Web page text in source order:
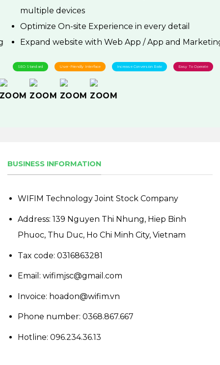
multiple devices
Optimize On-site Experience in every detail
Expand website with Web App / App and Marketing
SEO Standard User-Friendly Interface Increase Conversion Rate Easy To Operate
BUSINESS INFORMATION
WIFIM Technology Joint Stock Company
Address: 139 Nguyen Thi Nhung, Hiep Binh
Phuoc, Thu Duc, Ho Chi Minh City, Vietnam
Tax code: 0316863281
Email: wifimjsc@gmail.com
Invoice: hoadon@wifim.vn
Phone number: 0368.867.667
Hotline: 096.234.36.13